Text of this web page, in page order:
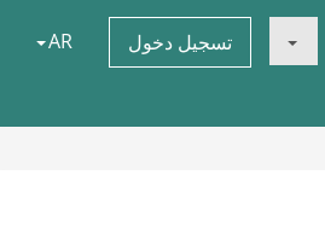
تسجيل دخول AR